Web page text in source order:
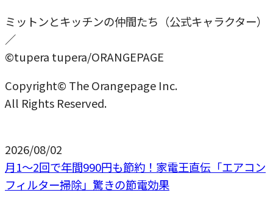
ミットンとキッチンの仲間たち（公式キャラクター）
／
©tupera tupera/ORANGEPAGE
Copyright© The Orangepage Inc.
All Rights Reserved.
2026/08/02
月1〜2回で年間990円も節約！家電王直伝「エアコン
フィルター掃除」驚きの節電効果